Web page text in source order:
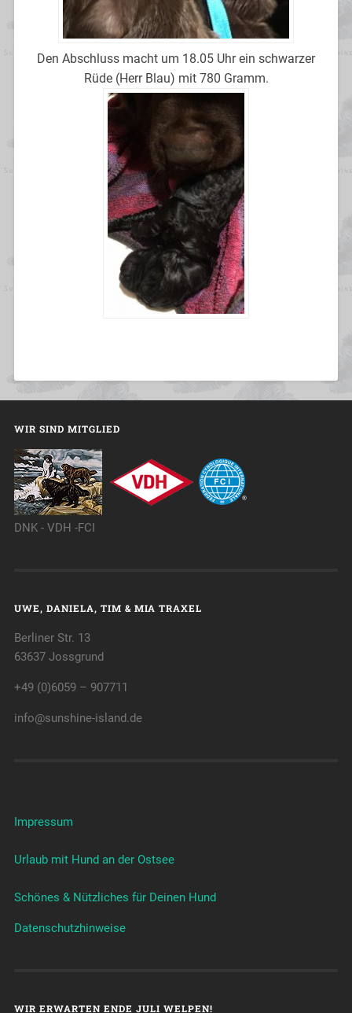
Den Abschluss macht um 18.05 Uhr ein schwarzer
Rüde (Herr Blau) mit 780 Gramm.
WIR SIND MITGLIED
DNK - VDH -FCI
UWE, DANIELA, TIM & MIA TRAXEL
Berliner Str. 13
63637 Jossgrund
+49 (0)6059 – 907711
info@sunshine-island.de
Impressum
Urlaub mit Hund an der Ostsee
Schönes & Nützliches für Deinen Hund
Datenschutzhinweise
WIR ERWARTEN ENDE JULI WELPEN!